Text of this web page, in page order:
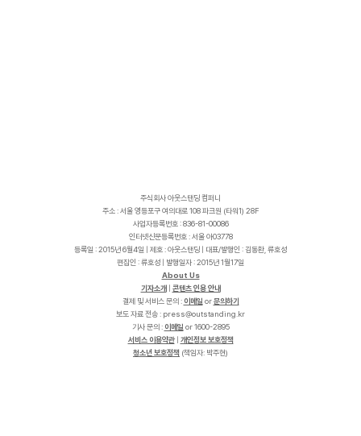
주식회사 아웃스탠딩 컴퍼니
주소 : 서울 영등포구 여의대로 108 파크원 (타워1) 28F
사업자등록번호 : 836-81-00086
인터넷신문등록번호 : 서울 아03778
등록일 : 2015년 6월4일 | 제호 : 아웃스탠딩 | 대표/발행인 : 김동환, 류호성
편집인 : 류호성 | 발행일자 : 2015년 1월17일
About Us
기자소개
콘텐츠 인용 안내
결제 및 서비스 문의 : 이메일 or문의하기
보도 자료 전송 :
r
k
.
g
n
i
d
n
a
t
s
t
u
o
@
s
s
e
r
p
기사 문의 : 이메일 or 1600-2895
서비스 이용약관| 개인정보 보호정책
청소년 보호정책 (책임자: 박주현)